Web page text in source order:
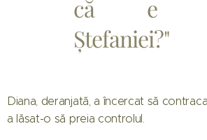
că e
Ștefaniei?"
Diana, deranjată, a încercat să
a lăsat-o să preia controlul.